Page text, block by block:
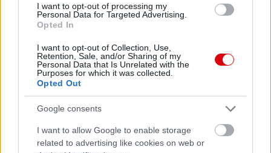
I want to opt-out of processing my
Personal Data for Targeted Advertising.
Opted In
I want to opt-out of Collection, Use,
Retention, Sale, and/or Sharing of my
Personal Data that Is Unrelated with the
Purposes for which it was collected.
Opted Out
Google consents
I want to allow Google to enable storage
related to advertising like cookies on web or
Meccs Center
Paris Saint-Germainvs